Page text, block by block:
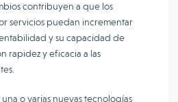
contribuyen a que los
servicios puedan incrementar
y su capacidad de
rapidez y eficacia a las
o varias nuevas tecnologías